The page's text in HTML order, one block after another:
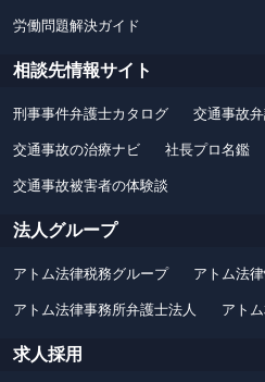
労働問題解決ガイド
相談先情報サイト
刑事事件弁護士カタログ 交通事故
交通事故の治療ナビ 社長プロ名鑑
交通事故被害者の体験談
法人グループ
アトム法律税務グループ アトム法
アトム法律事務所弁護士法人 アト
求人採用